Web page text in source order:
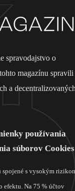
spravodajstvo o
magazínu spravili
a
používania
súborov Cookies
spojené s vysokým
efektu. Na 75 % účtov